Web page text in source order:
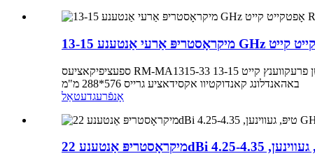
ספעציפיקאציעס RM-MA1315-33 פאראמעטערס טיפישע איינהייטן פרעקווענץ קייט 13-15 GHz פארגרעסערונג 33.2 dBi VSWR 1.5 טיפיש. פאלאריזאציע לינעאר קאנעקטאר / אויבערפלאך
באהאנדלונג קאנדוקטיוו אקסידאציע גרייס 576*288 מ"מ
אָנפֿרעגדעטאַל